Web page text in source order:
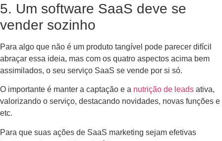
5. Um software SaaS deve se
vender sozinho
Para algo que não é um produto tangível pode parecer difícil
abraçar essa ideia, mas com os quatro aspectos acima bem
assimilados, o seu serviço SaaS se vende por si só.
O importante é manter a captação e a nutrição de leads ativa,
valorizando o serviço, destacando novidades, novas funções e
etc.
Para que suas ações de SaaS marketing sejam efetivas